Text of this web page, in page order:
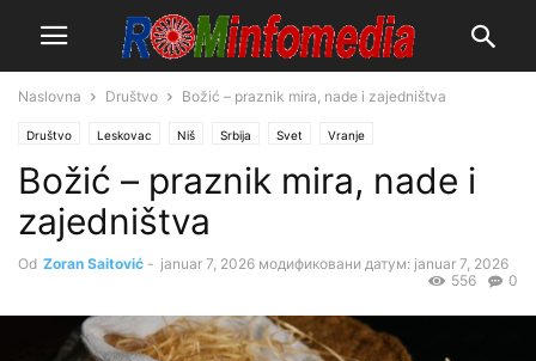
Naslovna Društvo Božić – praznik mira, nade i zajedništva
Društvo Leskovac Niš Srbija Svet Vranje
Božić – praznik mira, nade i
zajedništva
Od Zoran Saitović - januar 7, 2026 модификовани датум: januar 7, 2026
0
556